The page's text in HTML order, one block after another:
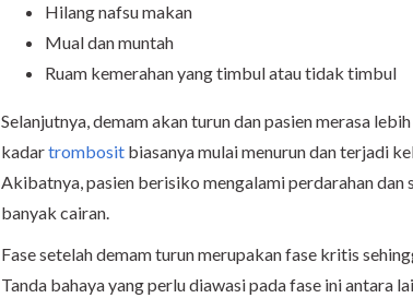
Hilang nafsu makan
Mual dan muntah
Ruam kemerahan yang timbul atau tidak timbul
Selanjutnya, demam akan turun dan pasien merasa
kadartrombosit biasanya mulai menurun dan terjadi
Akibatnya, pasien berisiko mengalami perdarahan dan
banyak cairan.
Fase setelah demam turun merupakan fase kritis
Tanda bahaya yang perlu diawasi pada fase ini antara